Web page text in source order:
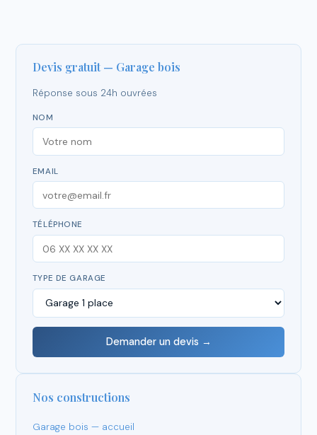
Devis gratuit — Garage bois
Réponse sous 24h ouvrées
NOM
EMAIL
TÉLÉPHONE
TYPE DE GARAGE
Demander un devis →
Nos constructions
Garage bois — accueil